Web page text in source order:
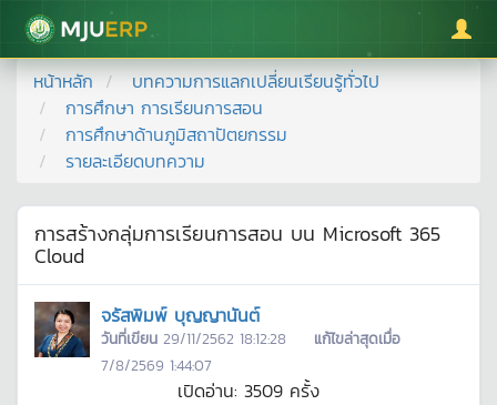
มหาวิทยาลัยแม่โจ้
หน้าหลัก
บทความการแลกเปลี่ยนเรียนรู้ทั่วไป
การศึกษา การเรียนการสอน
การศึกษาด้านภูมิสถาปัตยกรรม
รายละเอียดบทความ
การสร้างกลุ่มการเรียนการสอน บน Microsoft 365
Cloud
จรัสพิมพ์ บุญญานันต์
วันที่เขียน 29/11/2562 18:12:28
แก้ไขล่าสุดเมื่อ
7/8/2569 1:44:07
เปิดอ่าน: 3509 ครั้ง